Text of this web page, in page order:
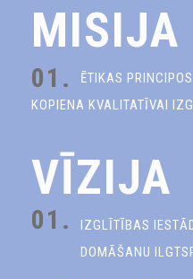
MISIJA
01.
ĒTIKAS
KOPIENA KVALITATĪVAI
VĪZIJA
01.
IZGLĪTĪBAS
DOMĀŠANU